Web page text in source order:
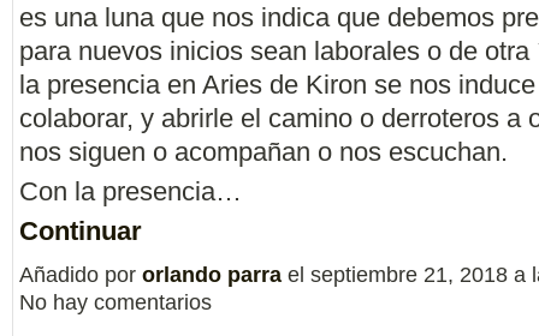
es una luna que nos indica que debemos
para nuevos inicios sean laborales o de otra
la presencia en Aries de Kiron se nos
colaborar, y abrirle el camino o derroteros a
nos siguen o acompañan o nos escuchan.
Con la presencia…
Continuar
Añadido por orlando parra el septiembre 21, 2018 a
No hay comentarios